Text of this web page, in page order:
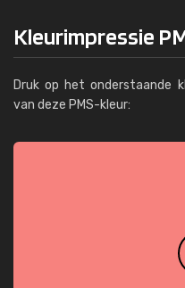
Kleurimpressie
Druk op het onderstaande
van deze PMS-kleur: